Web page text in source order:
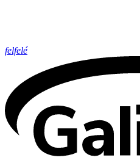
felfelé